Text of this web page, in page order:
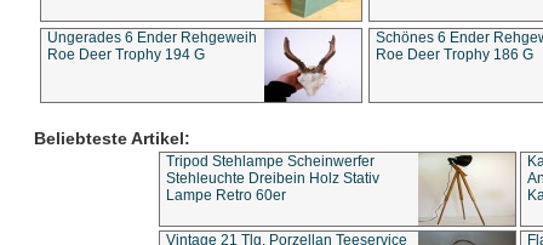
Ungerades 6 Ender Rehgeweih
Roe Deer Trophy 194 G
Schönes 6 Ender
Roe Deer Trophy 186 G
Beliebteste Artikel:
Tripod Stehlampe Scheinwerfer
Stehleuchte Dreibein Holz Stativ
Lampe Retro 60er
Vintage 21 Tlg. Porzellan Teeservice